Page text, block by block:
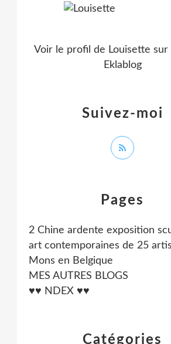
Catégories
Pages
2 Chine ardente exposition
art contemporaines de 25
Mons en Belgique
MES AUTRES BLOGS
♥♥ NDEX ♥♥
Suivez-moi
Voir le profil de Louisette sur
Eklablog